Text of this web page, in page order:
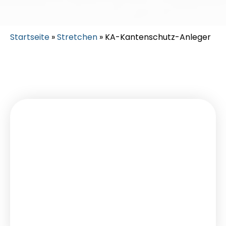
Startseite »Stretchen » KA-Kantenschutz-Anleger